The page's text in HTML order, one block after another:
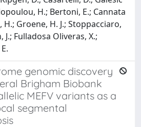
H.; Bertoni, E.; Cannata
H.; Groene, H. J.; Stoppacciaro,
J.; Fulladosa Oliveras, X.;
genomic discovery
Brigham Biobank
MEFV variants as a
segmental